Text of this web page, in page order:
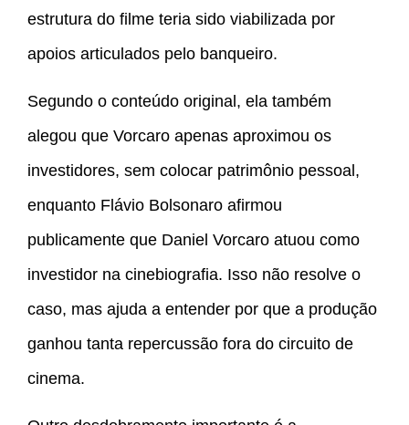
estrutura do filme teria sido viabilizada por
apoios articulados pelo banqueiro.
Segundo o conteúdo original, ela também
alegou que Vorcaro apenas aproximou os
investidores, sem colocar patrimônio pessoal,
enquanto Flávio Bolsonaro afirmou
publicamente que Daniel Vorcaro atuou como
investidor na cinebiografia. Isso não resolve o
caso, mas ajuda a entender por que a produção
ganhou tanta repercussão fora do circuito de
cinema.